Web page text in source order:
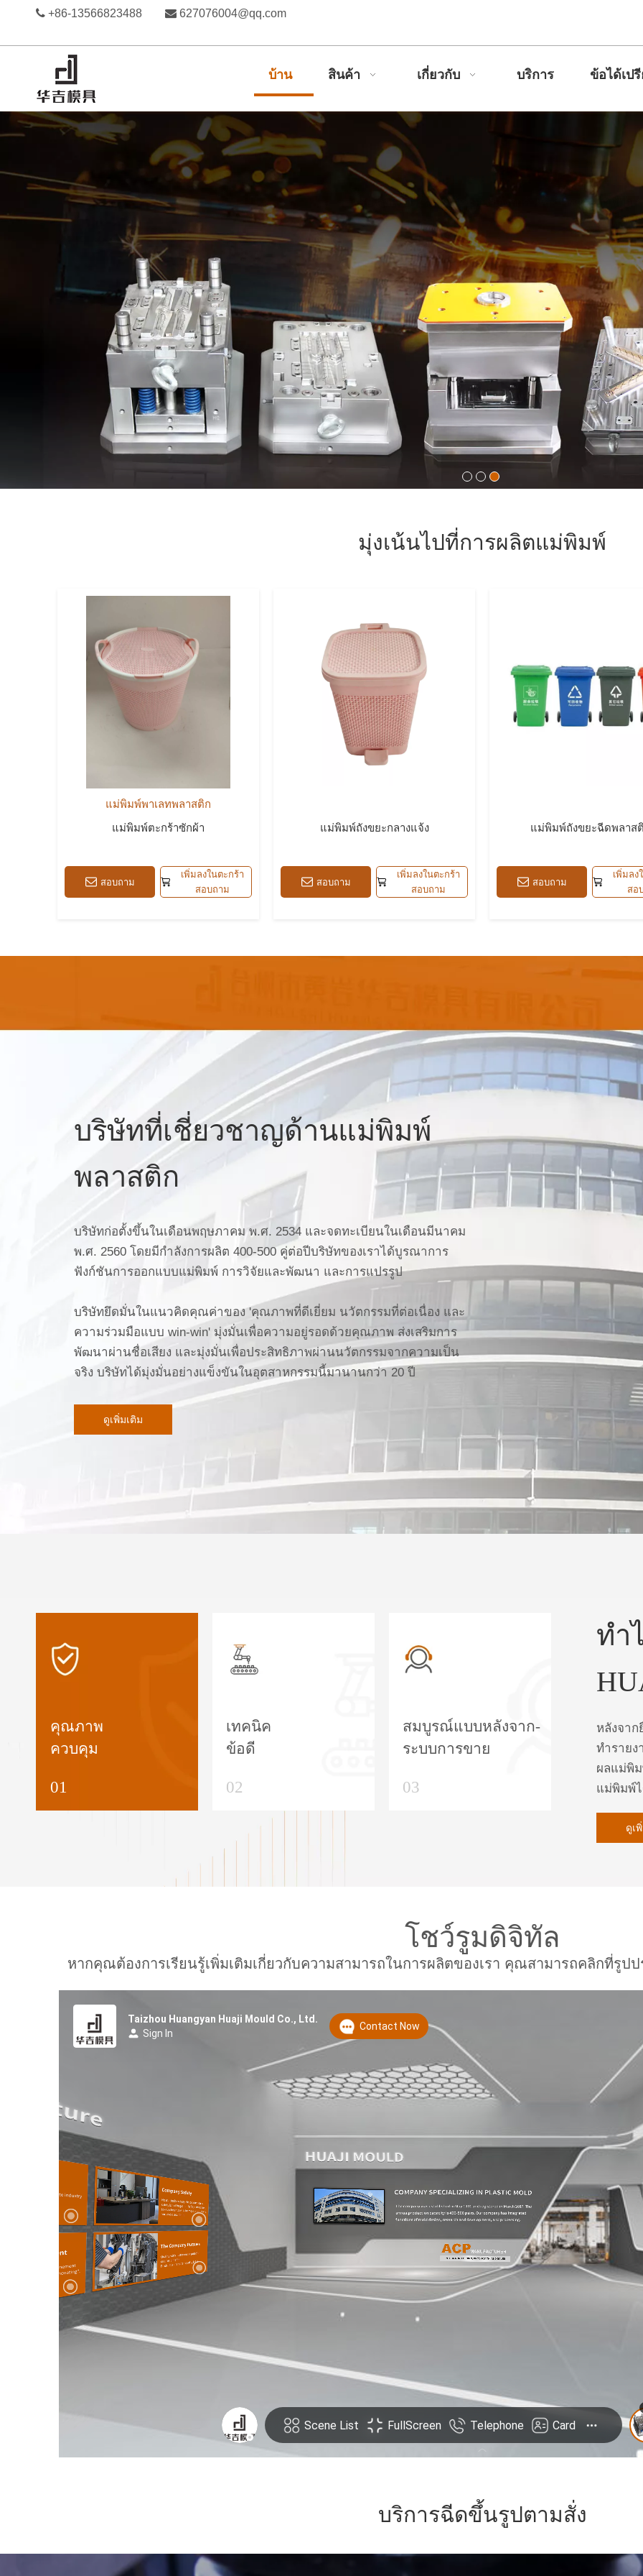
 +86-13566823488  627076004@qq.com
บ้าน สินค้า เกี่ยวกับ บริการ ข้อได้เป
มุ่งเน้นไปที่การผลิตแม่พิมพ์
แม่พิมพ์พาเลทพลาสติก
แม่พิมพ์ตะกร้าซักผ้า
สอบถาม
เพิ่มลงในตะกร้า
สอบถาม
แม่พิมพ์ถังขยะกลางแจ้ง
สอบถาม
เพิ่มลงในตะกร้า
สอบถาม
แม่พิมพ์ถังขยะฉีดพลาส
สอบถาม
เพิ่มลง
สอ
บริษัทที่เชี่ยวชาญด้านแม่พิมพ์
พลาสติก
บริษัทก่อตั้งขึ้นในเดือนพฤษภาคม พ.ศ. 2534 และจดทะเบียนในเดือนมีนาคม
พ.ศ. 2560 โดยมีกำลังการผลิต 400-500 คู่ต่อปีบริษัทของเราได้บูรณาการ
ฟังก์ชันการออกแบบแม่พิมพ์ การวิจัยและพัฒนา และการแปรรูป
บริษัทยึดมั่นในแนวคิดคุณค่าของ 'คุณภาพที่ดีเยี่ยม นวัตกรรมที่ต่อเนื่อง และ
ความร่วมมือแบบ win-win' มุ่งมั่นเพื่อความอยู่รอดด้วยคุณภาพ ส่งเสริมการ
พัฒนาผ่านชื่อเสียง และมุ่งมั่นเพื่อประสิทธิภาพผ่านนวัตกรรมจากความเป็น
จริง บริษัทได้มุ่งมั่นอย่างแข็งขันในอุตสาหกรรมนี้มานานกว่า 20 ปี
ดูเพิ่มเติม
คุณภาพ
ควบคุม
01
เทคนิค
ข้อดี
02
สมบูรณ์แบบหลังจาก-
ระบบการขาย
03
ทำ
หลังจาก
ทำราย
ผลแม่พิม
แม่พิมพ์ไ
ดูเ
โชว์รูมดิจิทัล
หากคุณต้องการเรียนรู้เพิ่มเติมเกี่ยวกับความสามารถในการผลิตของเรา คุณสามารถคลิกที่รู
บริการฉีดขึ้นรูปตามสั่ง